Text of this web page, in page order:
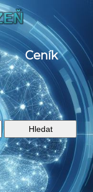
Ceník